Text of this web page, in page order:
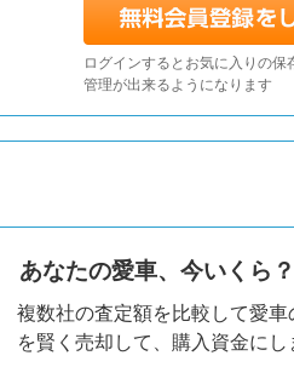
ログインするとお気に入りの保
管理が出来るようになります
あなたの愛車、今いくら？
複数社の査定額を比較して愛
を賢く売却して、購入資金にし